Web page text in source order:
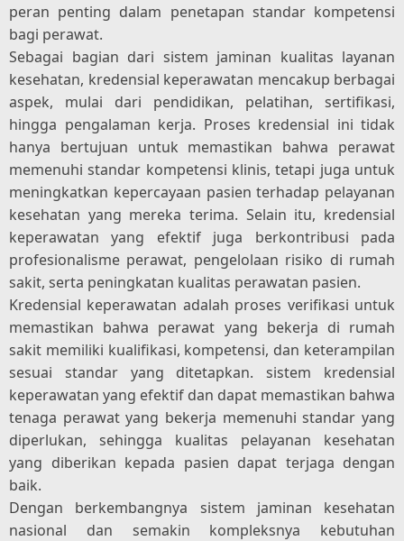
peran penting dalam penetapan standar kompetensi
bagi perawat.
Sebagai bagian dari sistem jaminan kualitas layanan
kesehatan, kredensial keperawatan mencakup berbagai
aspek, mulai dari pendidikan, pelatihan, sertifikasi,
hingga pengalaman kerja. Proses kredensial ini tidak
hanya bertujuan untuk memastikan bahwa perawat
memenuhi standar kompetensi klinis, tetapi juga untuk
meningkatkan kepercayaan pasien terhadap pelayanan
kesehatan yang mereka terima. Selain itu, kredensial
keperawatan yang efektif juga berkontribusi pada
profesionalisme perawat, pengelolaan risiko di rumah
sakit, serta peningkatan kualitas perawatan pasien.
Kredensial keperawatan adalah proses verifikasi untuk
memastikan bahwa perawat yang bekerja di rumah
sakit memiliki kualifikasi, kompetensi, dan keterampilan
sesuai standar yang ditetapkan. sistem kredensial
keperawatan yang efektif dan dapat memastikan bahwa
tenaga perawat yang bekerja memenuhi standar yang
diperlukan, sehingga kualitas pelayanan kesehatan
yang diberikan kepada pasien dapat terjaga dengan
baik.
Dengan berkembangnya sistem jaminan kesehatan
nasional dan semakin kompleksnya kebutuhan